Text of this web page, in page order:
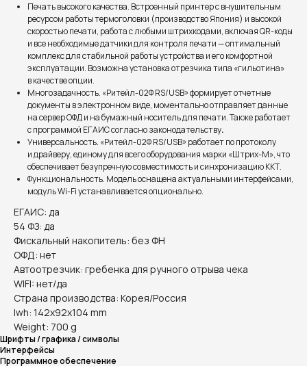
Печать высокого качества. Встроенный принтер с внушительным
ресурсом работы термоголовки (производство Япония) и высокой
скоростью печати, работа с любыми штрихкодами, включая QR-коды
и все необходимые датчики для контроля печати — оптимальный
комплекс для стабильной работы устройства и его комфортной
эксплуатации. Возможна установка отрезчика типа «гильотина»
в качестве опции.
Многозадачность. «Ритейл-02Ф RS/USB» формирует отчетные
документы в электронном виде, моментально отправляет данные
на сервер ОФД и на бумажный носитель для печати. Также работает
с программой ЕГАИС согласно законодательству.
Универсальность. «Ритейл-02Ф RS/USB» работает по протоколу
и драйверу, единому для всего оборудования марки «Штрих-М», что
обеспечивает безупречную совместимость и синхронизацию ККТ.
Функциональность. Модель оснащена актуальными интерфейсами,
модуль Wi-Fi устанавливается опционально.
ЕГАИС: да
54 ФЗ: да
Фискальный накопитель: без ФН
ОФД: нет
Автоотрезчик: гребенка для ручного отрыва чека
WIFI: нет/да
Страна производства: Корея/Россия
lwh: 142x92x104 mm
Weight: 700 g
Шрифты / графика / символы
Интерфейсы
Программное обеспечение